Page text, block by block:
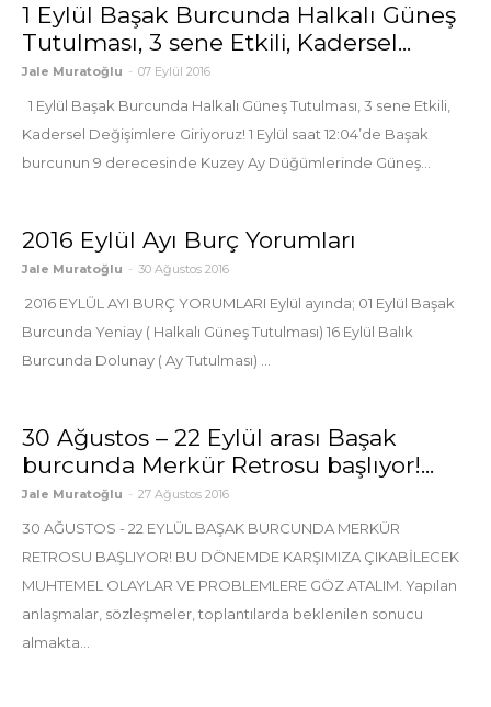
1 Eylül Başak Burcunda Halkalı Güneş
Tutulması, 3 sene Etkili, Kadersel...
Jale Muratoğlu - 07 Eylül 2016
1 Eylül Başak Burcunda Halkalı Güneş Tutulması, 3 sene Etkili,
Kadersel Değişimlere Giriyoruz! 1 Eylül saat 12:04’de Başak
burcunun 9 derecesinde Kuzey Ay Düğümlerinde Güneş...
2016 Eylül Ayı Burç Yorumları
Jale Muratoğlu - 30 Ağustos 2016
2016 EYLÜL AYI BURÇ YORUMLARI Eylül ayında; 01 Eylül Başak
Burcunda Yeniay ( Halkalı Güneş Tutulması) 16 Eylül Balık
Burcunda Dolunay ( Ay Tutulması) ...
30 Ağustos – 22 Eylül arası Başak
burcunda Merkür Retrosu başlıyor!...
Jale Muratoğlu - 27 Ağustos 2016
30 AĞUSTOS - 22 EYLÜL BAŞAK BURCUNDA MERKÜR
RETROSU BAŞLIYOR! BU DÖNEMDE KARŞIMIZA ÇIKABİLECEK
MUHTEMEL OLAYLAR VE PROBLEMLERE GÖZ ATALIM. Yapılan
anlaşmalar, sözleşmeler, toplantılarda beklenilen sonucu
almakta...